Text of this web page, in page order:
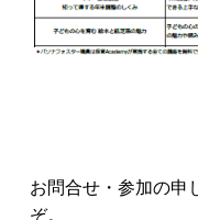
お問合せ・参加の申
ぞ。